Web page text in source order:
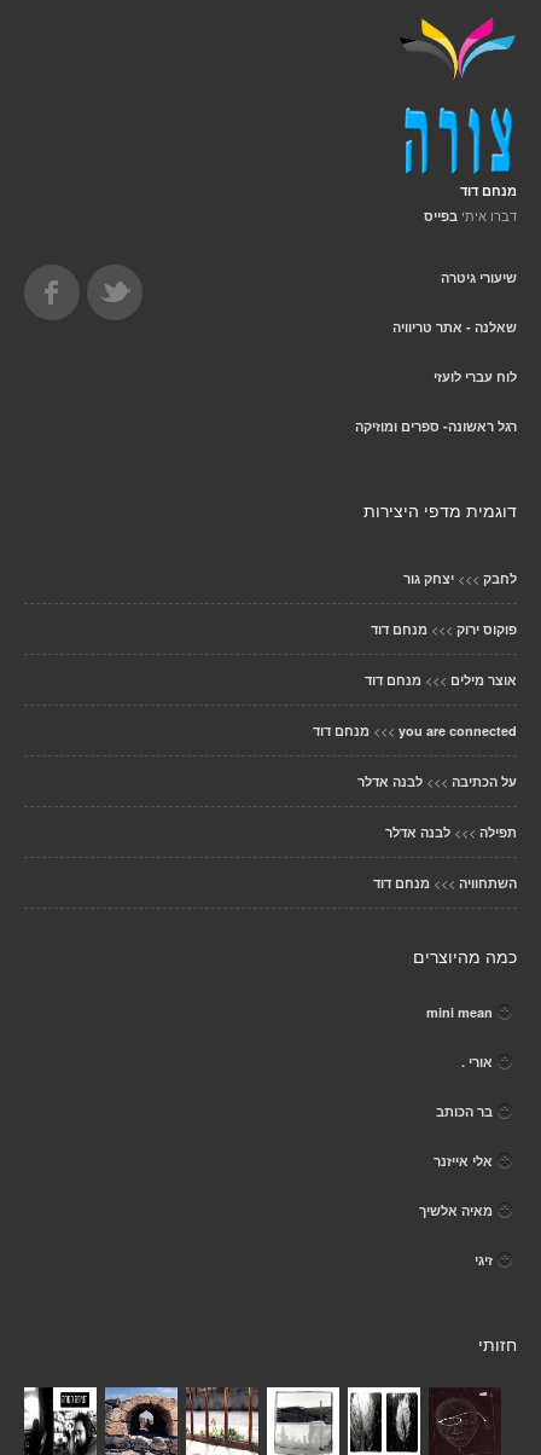
מנחם דוד
דברו איתי בפייס
שיעורי גיטרה
שאלנה - אתר טריוויה
לוח עברי לועזי
רגל ראשונה- ספרים ומוזיקה
דוגמית מדפי היצירות
לחבק >>> יצחק גור
פוקוס ירוק >>> מנחם דוד
אוצר מילים >>> מנחם דוד
you are connected
>>> מנחם דוד
על הכתיבה >>> לבנה אדלר
תפילה >>> לבנה אדלר
השתחוויה >>> מנחם דוד
כמה מהיוצרים
mini mean
אורי .
בר הכותב
אלי אייזנר
מאיה אלשיך
זיגי
חזותי